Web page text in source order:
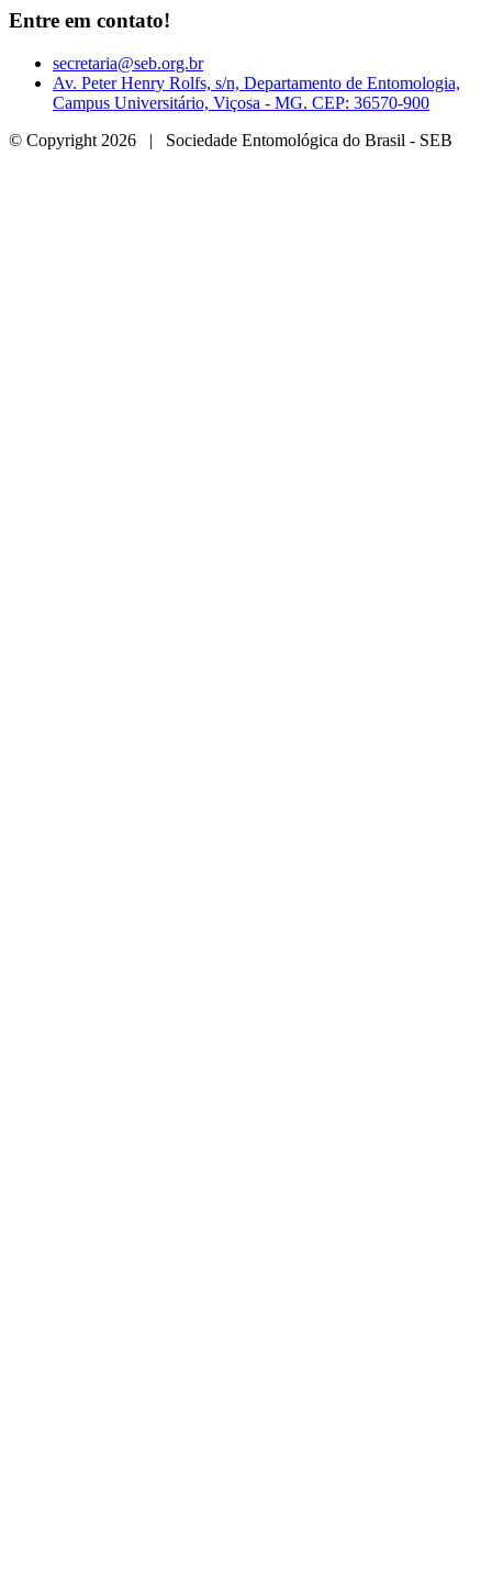
Entre em contato!
secretaria@seb.org.br
Av. Peter Henry Rolfs, s/n, Departamento de Entomologia,
Campus Universitário, Viçosa - MG. CEP: 36570-900
© Copyright 2026 | Sociedade Entomológica do Brasil - SEB